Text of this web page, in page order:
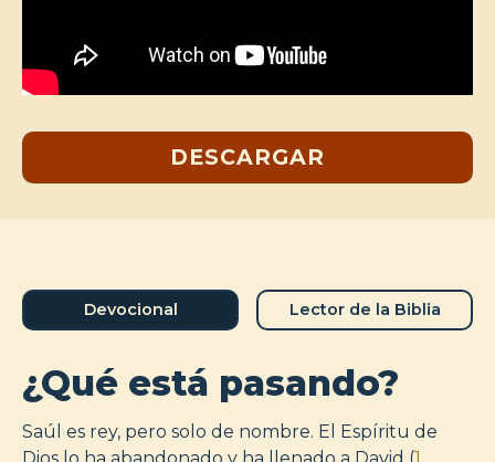
DESCARGAR
Devocional Lector de la Biblia
¿Qué está pasando?
Saúl es rey, pero solo de nombre. El Espíritu de